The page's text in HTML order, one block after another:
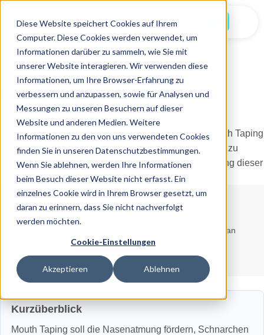
Diese Website speichert Cookies auf Ihrem
Computer. Diese Cookies werden verwendet, um
Informationen darüber zu sammeln, wie Sie mit
unserer Website interagieren. Wir verwenden diese
Informationen, um Ihre Browser-Erfahrung zu
verbessern und anzupassen, sowie für Analysen und
Messungen zu unseren Besuchern auf dieser
Website und anderen Medien. Weitere
Informationen zu den von uns verwendeten Cookies
finden Sie in unseren Datenschutzbestimmungen.
Wenn Sie ablehnen, werden Ihre Informationen
beim Besuch dieser Website nicht erfasst. Ein
einzelnes Cookie wird in Ihrem Browser gesetzt, um
daran zu erinnern, dass Sie nicht nachverfolgt
werden möchten.
Cookie-Einstellungen
Akzeptieren Ablehnen
02.07.2025
Mouth Taping für besseren
Schlaf?
medizinische Beratung ersetzen. Wenden Sie sich immer an
Ihren Arzt oder Ihre Ärztin, bevor Sie neue Behandlungen
ausprobieren.
Kurzüberblick
Mouth Taping soll die Nasenatmung fördern, Schnarchen